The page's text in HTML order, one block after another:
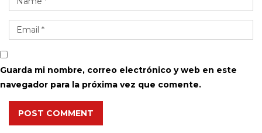
Guarda mi nombre, correo electrónico y web en este
navegador para la próxima vez que comente.
POST COMMENT